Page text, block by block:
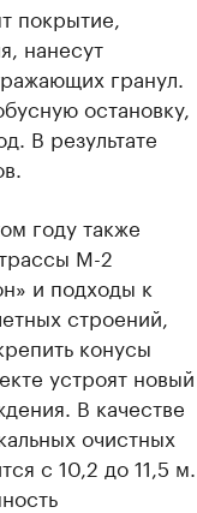
покрытие,
нанесут
гранул.
остановку,
В результате
году также
М-2
и подходы к
строений,
конусы
устроят новый
В качестве
очистных
с 10,2 до 11,5 м.